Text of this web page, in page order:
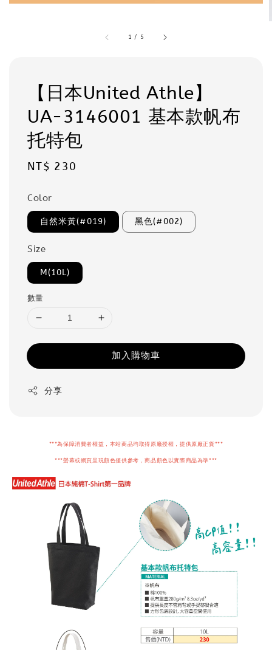
1 / 5
【日本United Athle】
UA-3146001 基本款帆布
托特包
Regular
NT$ 230
Color
自然米黃(#019) 黑色(#002)
Size
M(10L)
數量
加入購物車
分享
***為保障消費者權益，本站商品均取得原廠授權，提供原廠正貨***
***螢幕或網頁呈現顏色僅供參考，商品顏色以實際商品為準***